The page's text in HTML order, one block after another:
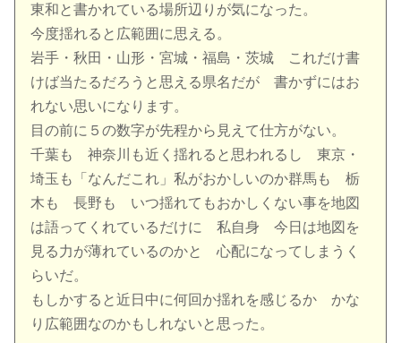
東和と書かれている場所辺りが気になった。
今度揺れると広範囲に思える。
岩手・秋田・山形・宮城・福島・茨城 これだけ書
けば当たるだろうと思える県名だが 書かずにはお
れない思いになります。
目の前に５の数字が先程から見えて仕方がない。
千葉も 神奈川も近く揺れると思われるし 東京・
埼玉も「なんだこれ」私がおかしいのか群馬も 栃
木も 長野も いつ揺れてもおかしくない事を地図
は語ってくれているだけに 私自身 今日は地図を
見る力が薄れているのかと 心配になってしまうく
らいだ。
もしかすると近日中に何回か揺れを感じるか かな
り広範囲なのかもしれないと思った。